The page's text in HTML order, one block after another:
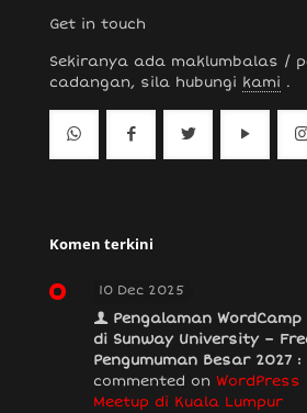
Get in touch
Sekiranya ada maklumbalas /
cadangan, sila hubungi kami .
Komen terkini
10 Dec 2025
Pengalaman
di Sunway University –
Pengumuman Besar 2027 :
commented on
Meetup di Kuala Lumpur